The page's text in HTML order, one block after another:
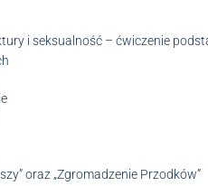
i seksualność – ćwiczenie
oraz „Zgromadzenie Przodków”